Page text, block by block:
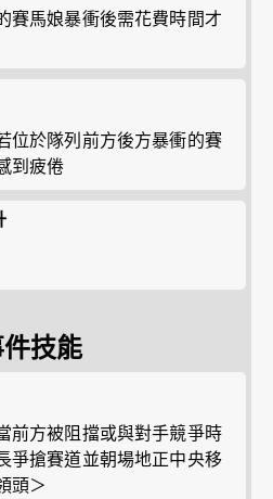
賽馬娘暴衝後需花費時間才
位於隊列前方後方暴衝的賽
到疲倦
技能
前方被阻擋或與對手競爭時
爭搶賽道並朝場地正中央移
頭＞